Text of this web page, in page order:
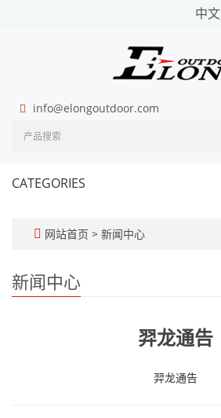
中文
info@elongoutdoor.com
CATEGORIES
网站首页 > 新闻中心
新闻中心
羿龙通告
羿龙通告